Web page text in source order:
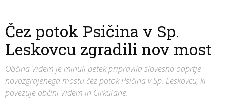
Čez potok Psičina v Sp.
Leskovcu zgradili nov most
Občina Videm je minuli petek pripravila slovesno odprtje
novozgrajenega mostu čez potok Psičina v Sp. Leskovcu, ki
povezuje občini Videm in Cirkulane.